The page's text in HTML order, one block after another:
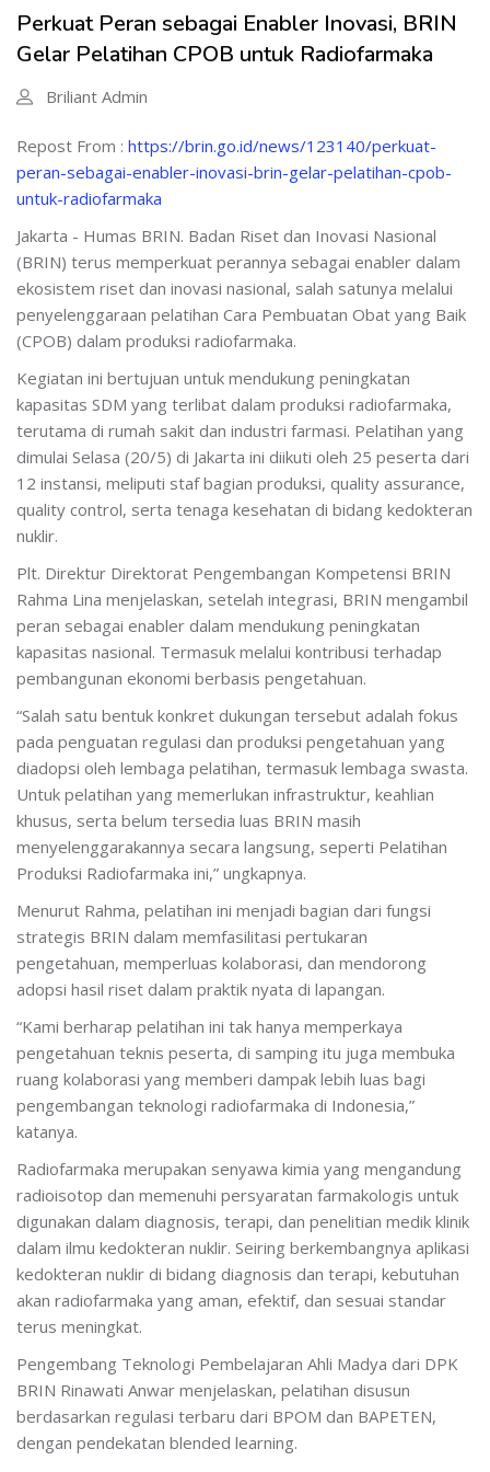
Perkuat Peran sebagai Enabler Inovasi, BRIN
Gelar Pelatihan CPOB untuk Radiofarmaka
Briliant Admin
Repost From : https://brin.go.id/news/123140/perkuat-
peran-sebagai-enabler-inovasi-brin-gelar-pelatihan-cpob-
untuk-radiofarmaka
Jakarta - Humas BRIN. Badan Riset dan Inovasi Nasional
(BRIN) terus memperkuat perannya sebagai enabler dalam
ekosistem riset dan inovasi nasional, salah satunya melalui
penyelenggaraan pelatihan Cara Pembuatan Obat yang Baik
(CPOB) dalam produksi radiofarmaka.
Kegiatan ini bertujuan untuk mendukung peningkatan
kapasitas SDM yang terlibat dalam produksi radiofarmaka,
terutama di rumah sakit dan industri farmasi. Pelatihan yang
dimulai Selasa (20/5) di Jakarta ini diikuti oleh 25 peserta dari
12 instansi, meliputi staf bagian produksi, quality assurance,
quality control, serta tenaga kesehatan di bidang kedokteran
nuklir.
Plt. Direktur Direktorat Pengembangan Kompetensi BRIN
Rahma Lina menjelaskan, setelah integrasi, BRIN mengambil
peran sebagai enabler dalam mendukung peningkatan
kapasitas nasional. Termasuk melalui kontribusi terhadap
pembangunan ekonomi berbasis pengetahuan.
“Salah satu bentuk konkret dukungan tersebut adalah fokus
pada penguatan regulasi dan produksi pengetahuan yang
diadopsi oleh lembaga pelatihan, termasuk lembaga swasta.
Untuk pelatihan yang memerlukan infrastruktur, keahlian
khusus, serta belum tersedia luas BRIN masih
menyelenggarakannya secara langsung, seperti Pelatihan
Produksi Radiofarmaka ini,” ungkapnya.
Menurut Rahma, pelatihan ini menjadi bagian dari fungsi
strategis BRIN dalam memfasilitasi pertukaran
pengetahuan, memperluas kolaborasi, dan mendorong
adopsi hasil riset dalam praktik nyata di lapangan.
“Kami berharap pelatihan ini tak hanya memperkaya
pengetahuan teknis peserta, di samping itu juga membuka
ruang kolaborasi yang memberi dampak lebih luas bagi
pengembangan teknologi radiofarmaka di Indonesia,”
katanya.
Radiofarmaka merupakan senyawa kimia yang mengandung
radioisotop dan memenuhi persyaratan farmakologis untuk
digunakan dalam diagnosis, terapi, dan penelitian medik klinik
dalam ilmu kedokteran nuklir. Seiring berkembangnya aplikasi
kedokteran nuklir di bidang diagnosis dan terapi, kebutuhan
akan radiofarmaka yang aman, efektif, dan sesuai standar
terus meningkat.
Pengembang Teknologi Pembelajaran Ahli Madya dari DPK
BRIN Rinawati Anwar menjelaskan, pelatihan disusun
berdasarkan regulasi terbaru dari BPOM dan BAPETEN,
dengan pendekatan blended learning.